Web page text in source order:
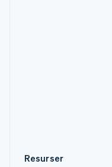
Resurser